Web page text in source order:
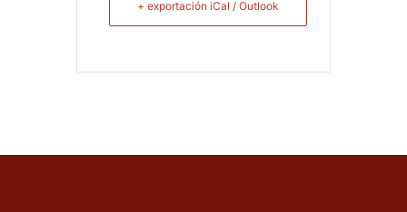
+ exportación iCal / Outlook